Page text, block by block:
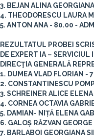
3. BEJAN ALINA
4. THEODORESCU LAURA
5. ANTON ANA - 80.00 -
REZULTATUL PROBEI
DE EXPERT IA –
DIRECŢIA GENERALĂ
1. DUMEA VLAD FLORIAN -
2. CONSTANTINESCU
3. SCHREINER ALICE
4. CORNEA OCTAVIA
5. DAMIAN- NIȚĂ ELENA
6. GALOȘ RĂZVAN
7. BARLABOI GEORGIANA